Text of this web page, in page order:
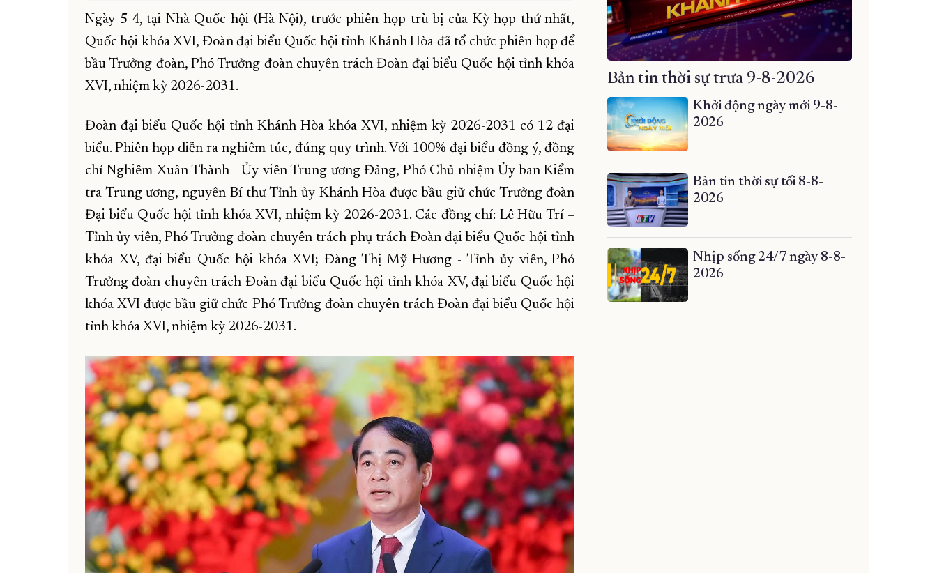
Ngày 5-4, tại Nhà Quốc hội (Hà Nội), trước phiên họp trù bị của Kỳ họp thứ nhất,
Quốc hội khóa XVI, Đoàn đại biểu Quốc hội tỉnh Khánh Hòa đã tổ chức phiên họp để
bầu Trưởng đoàn, Phó Trưởng đoàn chuyên trách Đoàn đại biểu Quốc hội tỉnh khóa
XVI, nhiệm kỳ 2026-2031.
Đoàn đại biểu Quốc hội tỉnh Khánh Hòa khóa XVI, nhiệm kỳ 2026-2031 có 12 đại
biểu. Phiên họp diễn ra nghiêm túc, đúng quy trình. Với 100% đại biểu đồng ý, đồng
chí Nghiêm Xuân Thành - Ủy viên Trung ương Đảng, Phó Chủ nhiệm Ủy ban Kiểm
tra Trung ương, nguyên Bí thư Tỉnh ủy Khánh Hòa được bầu giữ chức Trưởng đoàn
Đại biểu Quốc hội tỉnh khóa XVI, nhiệm kỳ 2026-2031. Các đồng chí: Lê Hữu Trí –
Tỉnh ủy viên, Phó Trưởng đoàn chuyên trách phụ trách Đoàn đại biểu Quốc hội tỉnh
khóa XV, đại biểu Quốc hội khóa XVI; Đàng Thị Mỹ Hương - Tỉnh ủy viên, Phó
Trưởng đoàn chuyên trách Đoàn đại biểu Quốc hội tỉnh khóa XV, đại biểu Quốc hội
khóa XVI được bầu giữ chức Phó Trưởng đoàn chuyên trách Đoàn đại biểu Quốc hội
tỉnh khóa XVI, nhiệm kỳ 2026-2031.
Bản tin thời sự trưa 9-8-2026
Khởi động ngày mới 9-8-
2026
Bản tin thời sự tối 8-8-
2026
Nhịp sống 24/7 ngày 8-8-
2026